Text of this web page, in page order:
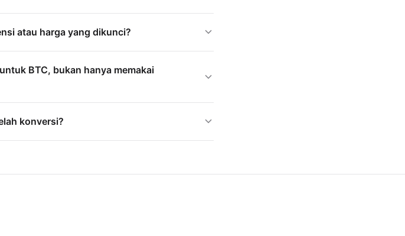
atau harga yang dikunci?
BTC, bukan hanya memakai
konversi?